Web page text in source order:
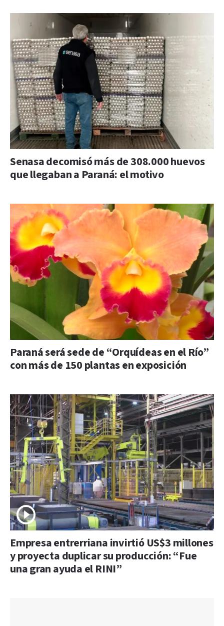
Senasa decomisó más de 308.000 huevos
que llegaban a Paraná: el motivo
Paraná será sede de “Orquídeas en el Río”
con más de 150 plantas en exposición
Empresa entrerriana invirtió US$3 millones
y proyecta duplicar su producción: “Fue
una gran ayuda el RINI”